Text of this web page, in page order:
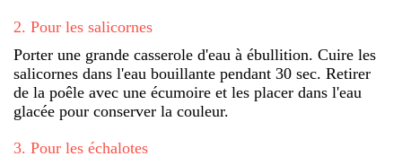
2. Pour les salicornes
Porter une grande casserole d'eau à ébullition. Cuire les
salicornes dans l'eau bouillante pendant 30 sec. Retirer
de la poêle avec une écumoire et les placer dans l'eau
glacée pour conserver la couleur.
3. Pour les échalotes